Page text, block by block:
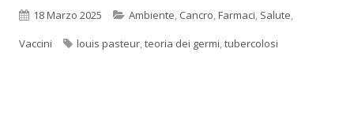
Pubblicato
18 Marzo 2025 Categorie
Ambiente, Cancro,Farmaci, Salute,
Vaccini
Tag
louis pasteur,teoria dei germi,tubercolosi